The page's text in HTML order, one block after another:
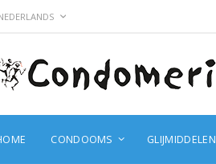
CONDOOMS GLIJMIDDELEN